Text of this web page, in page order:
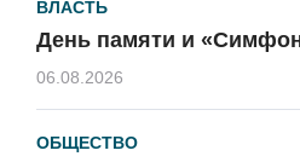
ВЛАСТЬ
День памяти и
06.08.2026
ОБЩЕСТВО